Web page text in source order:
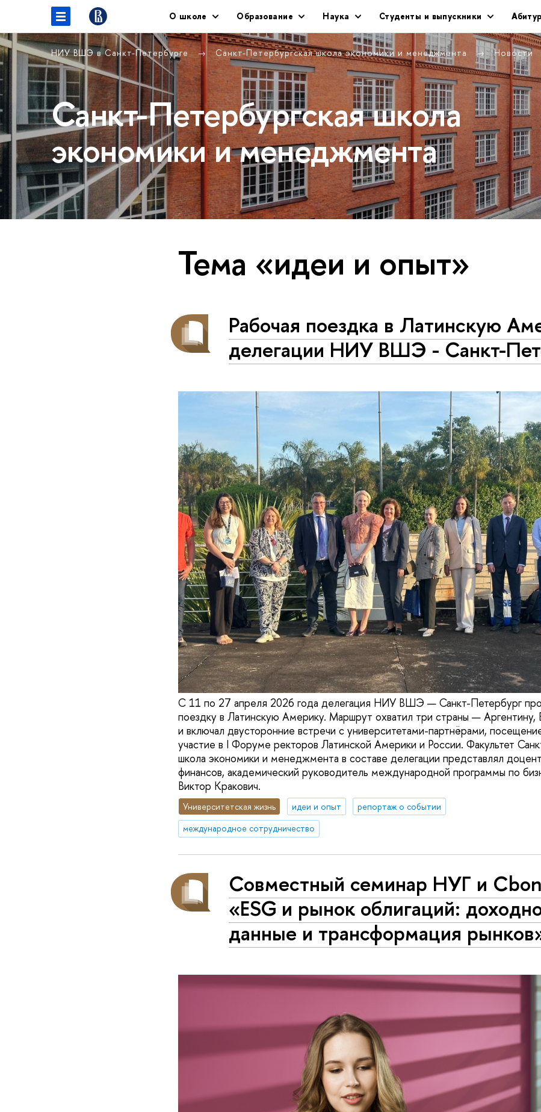
О школе Образование Наука Студенты и выпускники
НИУ ВШЭ в Санкт-Петербурге Санкт-Петербургская школа экономики и менеджмента Новости
Санкт-Петербургская школа
экономики и менеджмента
Тема «идеи и опыт»
Рабочая поездка в Латинскую
делегации НИУ ВШЭ - Санкт-
С 11 по 27 апреля 2026 года делегация НИУ ВШЭ — Санкт-Петербург
поездку в Латинскую Америку. Маршрут охватил три страны —
и включал двусторонние встречи с университетами-партнёрами,
участие в I Форуме ректоров Латинской Америки и России. Факультет
школа экономики и менеджмента в составе делегации представлял
финансов, академический руководитель международной программы по
Виктор Кракович.
Университетская жизнь идеи и опыт
репортаж о событии
международное сотрудничество
Совместный семинар НУГ и
«ESG и рынок облигаций:
данные и трансформация